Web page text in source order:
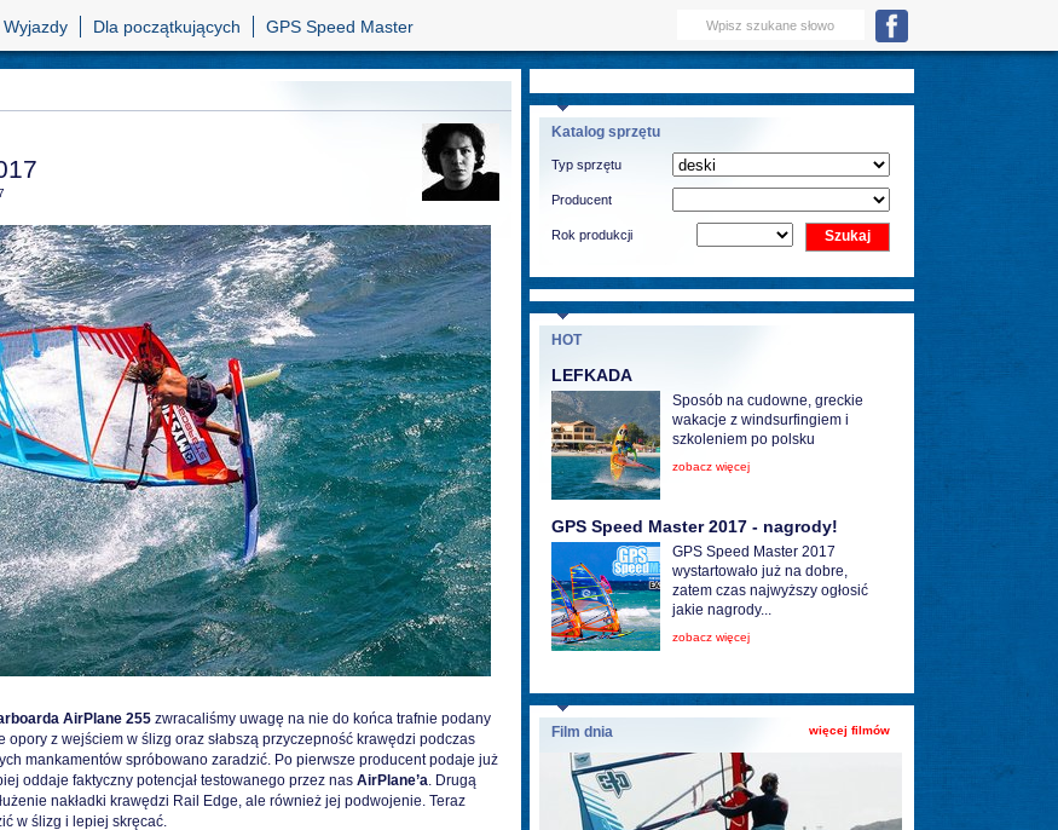
Wyjazdy Dla początkujących GPS Speed Master
AirPlane 255zwracaliśmy uwagę na nie do końca trafnie podany
z wejściem w ślizg oraz słabszą przyczepność krawędzi podczas
mankamentów spróbowano zaradzić. Po pierwsze producent podaje już
oddaje faktyczny potencjał testowanego przez nas AirPlane’a. Drugą
nakładki krawędzi Rail Edge, ale również jej podwojenie. Teraz
w ślizg i lepiej skręcać.
Katalog sprzętu
Typ sprzętu
Producent
Rok produkcji
HOT
LEFKADA
Sposób na cudowne, greckie
wakacje z windsurfingiem i
szkoleniem po polsku
zobacz więcej
GPS Speed Master 2017 - nagrody!
GPS Speed Master 2017
wystartowało już na dobre,
zatem czas najwyższy ogłosić
jakie nagrody...
zobacz więcej
więcej filmów
Film dnia